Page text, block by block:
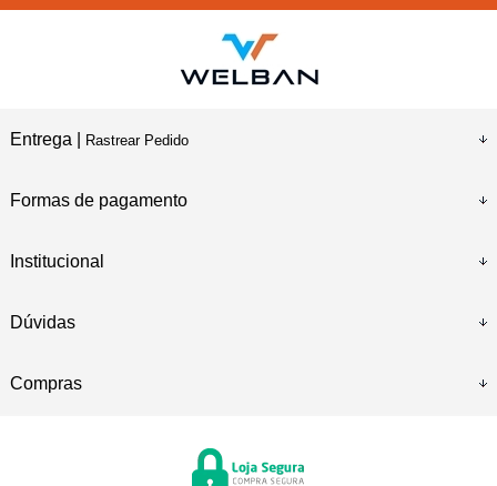
Entrega | Rastrear Pedido
Formas de pagamento
Institucional
Dúvidas
Compras